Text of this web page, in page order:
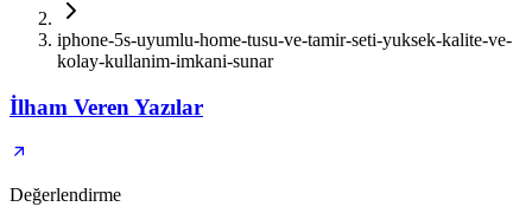
iphone-5s-uyumlu-home-tusu-ve-tamir-seti-yuksek-kalite-ve-
kolay-kullanim-imkani-sunar
İlham Veren Yazılar
Değerlendirme